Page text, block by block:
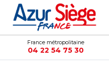
France métropolitaine
04 22 54 75 30
Panneau de gestion des cookies